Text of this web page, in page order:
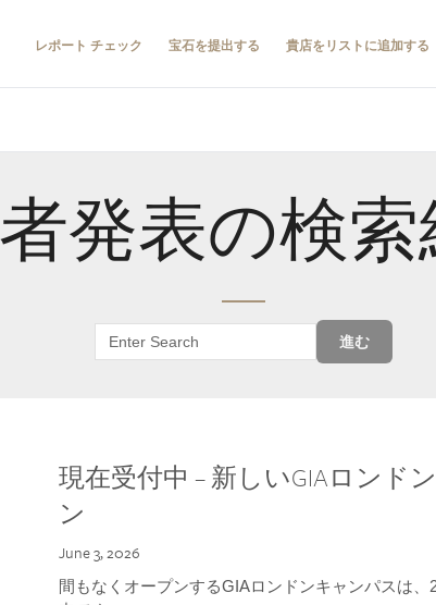
レポート チェック 宝石を提出する 貴店をリストに追加する
発表の検索
進む
現在受付中 – 新しいGIAロンド
ン
June 3, 2026
間もなくオープンするGIAロンドンキャンパスは